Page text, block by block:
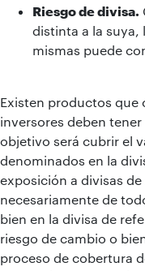
Riesgo de divisa.
distinta a la suya,
mismas puede
Existen productos que
inversores deben
objetivo será cubrir el
denominados en la
exposición a divisas
necesariamente de
bien en la divisa de
riesgo de cambio o
proceso de cobertura